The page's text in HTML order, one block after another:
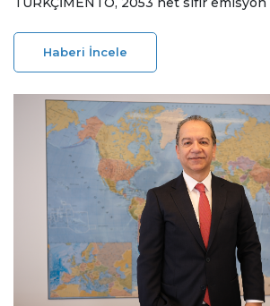
döngüsel ekonomi bileşenleri ve
teknolojileri için makro ölçekli yatırım
Haberi İncele
02 Haziran 2026